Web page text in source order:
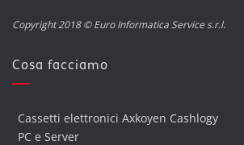
Copyright 2018 © Euro Informatica Service s.r.l.
Cosa facciamo
Cassetti elettronici Axkoyen Cashlogy
PC e Server